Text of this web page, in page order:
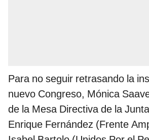
Para no seguir retrasando la
nuevo Congreso, Mónica
de la Mesa Directiva de la
Enrique Fernández (Frente